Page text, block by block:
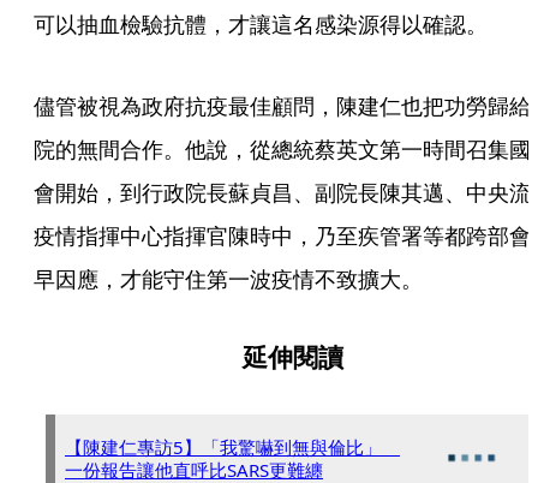
可以抽血檢驗抗體，才讓這名感染源得以確認。
儘管被視為政府抗疫最佳顧問，陳建仁也把功勞歸給
院的無間合作。他說，從總統蔡英文第一時間召集國
會開始，到行政院長蘇貞昌、副院長陳其邁、中央流
疫情指揮中心指揮官陳時中，乃至疾管署等都跨部會
早因應，才能守住第一波疫情不致擴大。
延伸閱讀
【陳建仁專訪5】「我驚嚇到無與倫比」
一份報告讓他直呼比SARS更難纏